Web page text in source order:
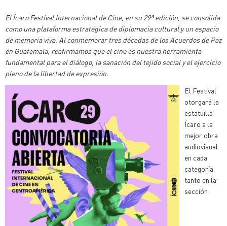
El Ícaro Festival Internacional de Cine, en su 29ª edición, se consolida
como una plataforma estratégica de diplomacia cultural y un espacio
de memoria viva. Al conmemorar tres décadas de los Acuerdos de Paz
en Guatemala, reafirmamos que el cine es nuestra herramienta
fundamental para el diálogo, la sanación del tejido social y el ejercicio
pleno de la libertad de expresión.
El Festival
otorgará la
estatuilla
Ícaro a la
mejor obra
audiovisual
en cada
categoría,
tanto en la
sección